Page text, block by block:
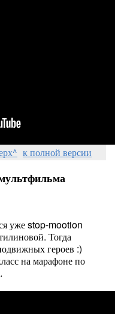
к полной версии
уже stop-mootion
Тогда
героев :)
на марафоне по